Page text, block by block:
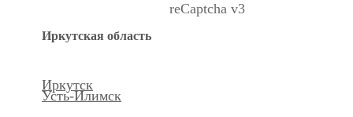
reCaptcha v3
Иркутская область
Иркутск
Усть-Илимск